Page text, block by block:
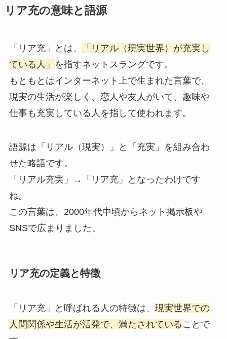
リア充の意味と語源
「リア充」とは、
「リアル（現実世界）が充実し
ている人」 を指すネットスラングです。
もともとはインターネット上で生まれた言葉で、
現実の生活が楽しく、恋人や友人がいて、趣味や
仕事も充実している人を指して使われます。
語源は「リアル（現実）」と「充実」を組み合わ
せた略語です。
「リアル充実」→「リア充」となったわけです
ね。
この言葉は、2000年代中頃からネット掲示板や
SNSで広まりました。
リア充の定義と特徴
「リア充」と呼ばれる人の特徴は、 現実世界での
人間関係や生活が活発で、満たされている ことで